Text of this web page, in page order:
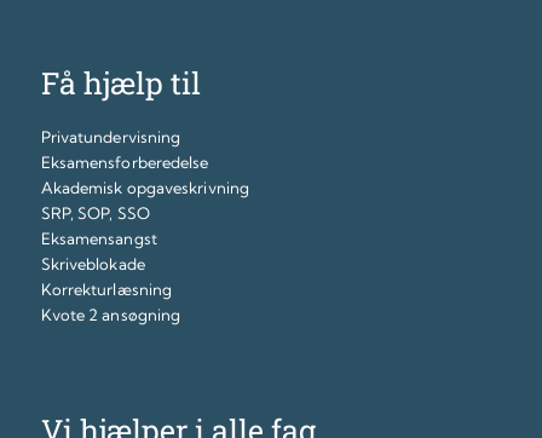
Få hjælp til
Privatundervisning
Eksamensforberedelse
Akademisk opgaveskrivning
SRP, SOP, SSO
Eksamensangst
Skriveblokade
Korrekturlæsning
Kvote 2 ansøgning